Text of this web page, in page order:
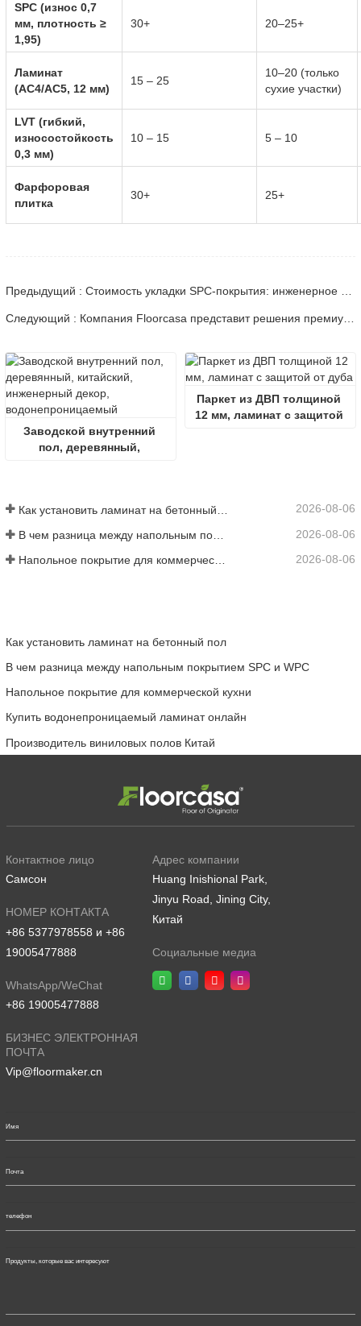
SPC (износ 0,7
мм, плотность ≥
1,95)
30+ 20–25+
Ламинат
(AC4/AC5, 12 мм)
15 – 25
10–20 (только
сухие участки)
LVT (гибкий,
износостойкость
0,3 мм)
10 – 15 5 – 10
Фарфоровая
плитка
30+ 25+
Предыдущий : Стоимость укладки SPC-покрытия: инженерное руководство и ценообразование
Следующий : Компания Floorcasa представит решения премиум-класса для напольных покрытий на выставке DOMOTEX asia/CHINAFLOOR 2026 в Шанхае.
Заводской внутренний
пол, деревянный,
Паркет из ДВП толщиной
12 мм, ламинат с защитой
2026-08-06
2026-08-06
Напольное покрытие для коммерческой кухни 2026-08-06
Как установить ламинат на бетонный пол
В чем разница между напольным покрытием SPC и WPC
Напольное покрытие для коммерческой кухни
Купить водонепроницаемый ламинат онлайн
Производитель виниловых полов Китай
Контактное лицо
Самсон
НОМЕР КОНТАКТА
+86 5377978558 и +86
19005477888
WhatsApp/WeChat
+86 19005477888
БИЗНЕС ЭЛЕКТРОННАЯ
ПОЧТА
Vip@floormaker.cn
Адрес компании
Huang Inishional Park,
Jinyu Road, Jining City,
Китай
Социальные медиа